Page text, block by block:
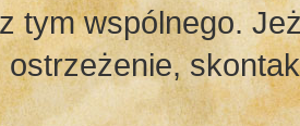
tym wspólnego.
ostrzeżenie,